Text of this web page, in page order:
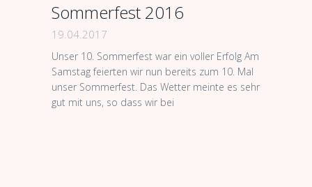
Sommerfest 2016
19.04.2017
Unser 10. Sommerfest war ein voller Erfolg Am
Samstag feierten wir nun bereits zum 10. Mal
unser Sommerfest. Das Wetter meinte es sehr
gut mit uns, so dass wir bei